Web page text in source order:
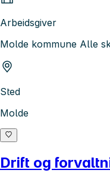
Arbeidsgiver
Molde kommune Alle
Sted
Molde
Drift og